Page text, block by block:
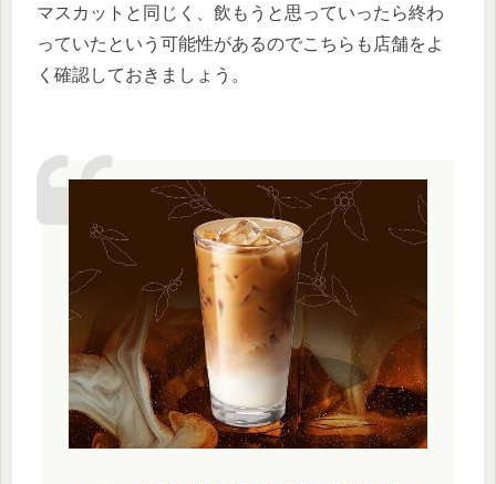
マスカットと同じく、飲もうと思っていったら終わ
っていたという可能性があるのでこちらも店舗をよ
く確認しておきましょう。